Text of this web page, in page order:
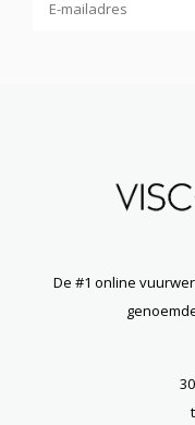
De #1 online